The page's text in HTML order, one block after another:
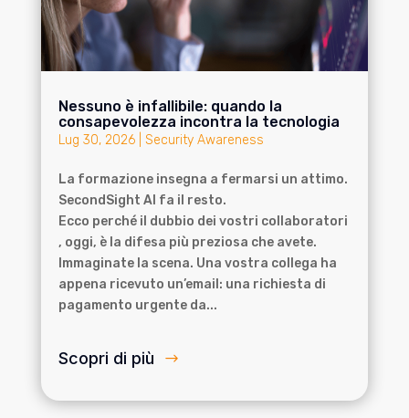
Nessuno è infallibile: quando la
consapevolezza incontra la tecnologia
Lug 30, 2026| Security Awareness
La formazione insegna a fermarsi un attimo.
SecondSight AI fa il resto.
Ecco perché il dubbio dei vostri collaboratori
, oggi, è la difesa più preziosa che avete.
Immaginate la scena. Una vostra collega ha
appena ricevuto un’email: una richiesta di
pagamento urgente da...
Scopri di più